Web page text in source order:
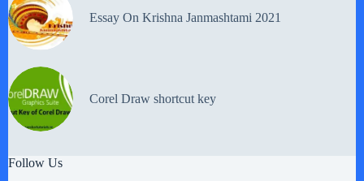
Essay On Krishna Janmashtami 2021
Corel Draw shortcut key
Follow Us